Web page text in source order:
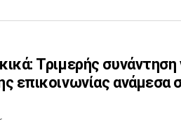
Τριμερής συνάντηση
επικοινωνίας ανάμεσα